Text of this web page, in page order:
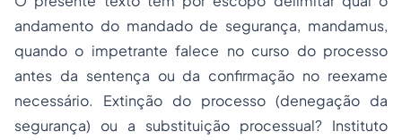
andamento do mandado de segurança, mandamus,
quando o impetrante falece no curso do processo
antes da sentença ou da confirmação no reexame
necessário. Extinção do processo (denegação da
segurança) ou a substituição processual? Instituto